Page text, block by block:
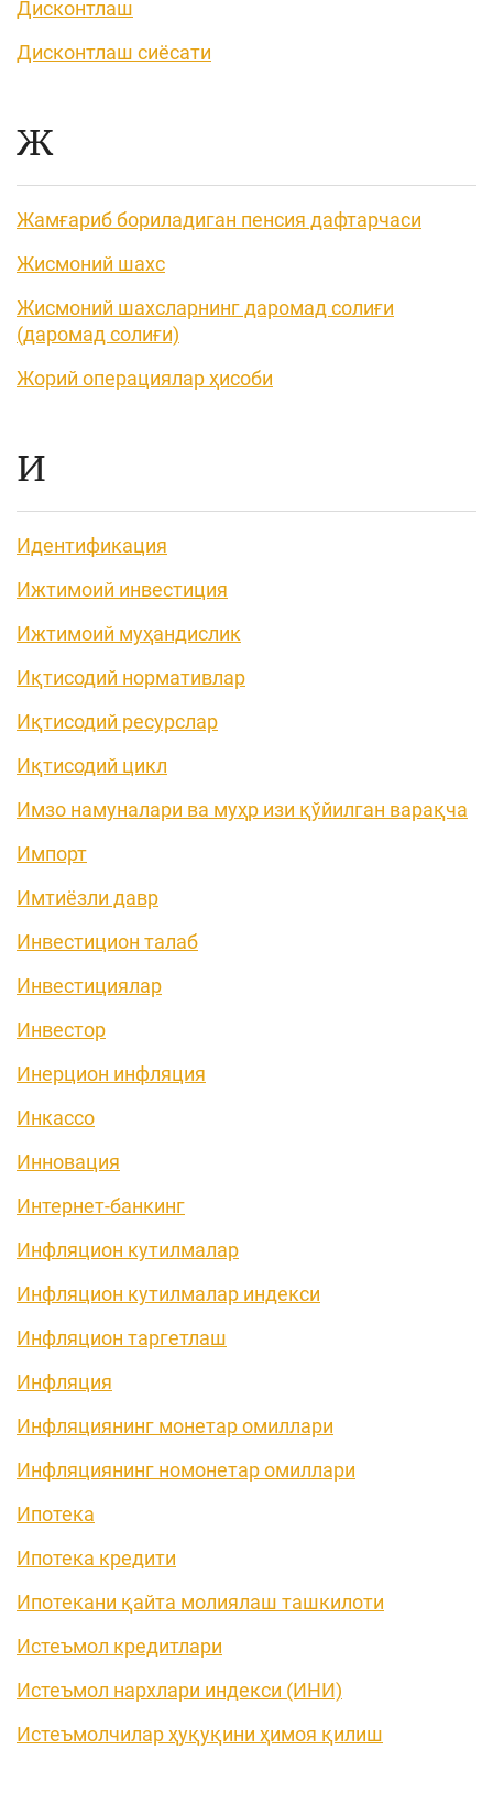
Дисконтлаш
Дисконтлаш сиёсати
Ж
Жамғариб бориладиган пенсия дафтарчаси
Жисмоний шахс
Жисмоний шахсларнинг даромад солиғи
(даромад солиғи)
Жорий операциялар ҳисоби
И
Идентификация
Ижтимоий инвестиция
Ижтимоий муҳандислик
Иқтисодий нормативлар
Иқтисодий ресурслар
Иқтисодий цикл
Имзо намуналари ва муҳр изи қўйилган варақча
Импорт
Имтиёзли давр
Инвестицион талаб
Инвестициялар
Инвестор
Инерцион инфляция
Инкассо
Инновация
Интернет-банкинг
Инфляцион кутилмалар
Инфляцион кутилмалар индекси
Инфляцион таргетлаш
Инфляция
Инфляциянинг монетар омиллари
Инфляциянинг номонетар омиллари
Ипотека
Ипотека кредити
Ипотекани қайта молиялаш ташкилоти
Истеъмол кредитлари
Истеъмол нархлари индекси (ИНИ)
Истеъмолчилар ҳуқуқини ҳимоя қилиш